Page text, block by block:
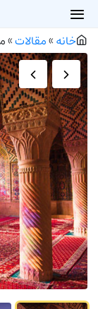
خانه»مقالات»